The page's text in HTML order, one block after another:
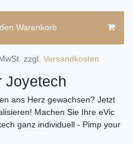
Warenkorb
zzgl. Versandkosten
Joyetech
ans Herz gewachsen? Jetzt
Machen Sie Ihre eVic
ganz individuell - Pimp your